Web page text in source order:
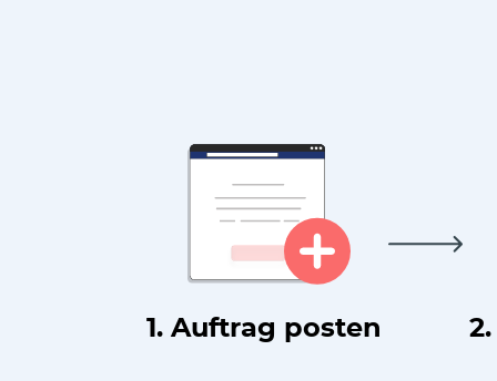
1. Auftrag posten